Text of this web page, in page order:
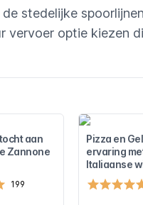
stedelijke
vervoer optie kiezen
aan
Zannone
199
Pizza en
ervaring
Italiaanse